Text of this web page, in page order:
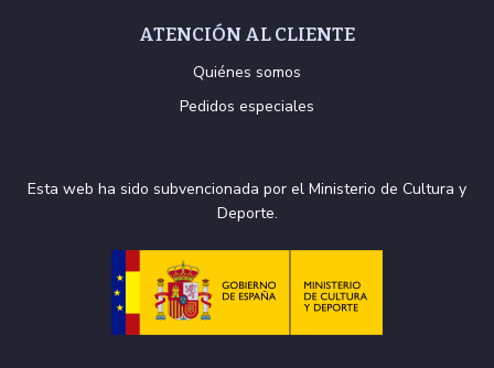
ATENCIÓN AL CLIENTE
Quiénes somos
Pedidos especiales
Esta web ha sido subvencionada por el Ministerio de Cultura y
Deporte.